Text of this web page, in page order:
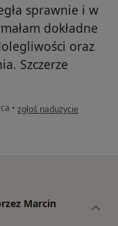
sprawnie i w
dokładne
oraz
Szczerze
• w opinii użytkownika
zgłoś nadużycie
Marcin